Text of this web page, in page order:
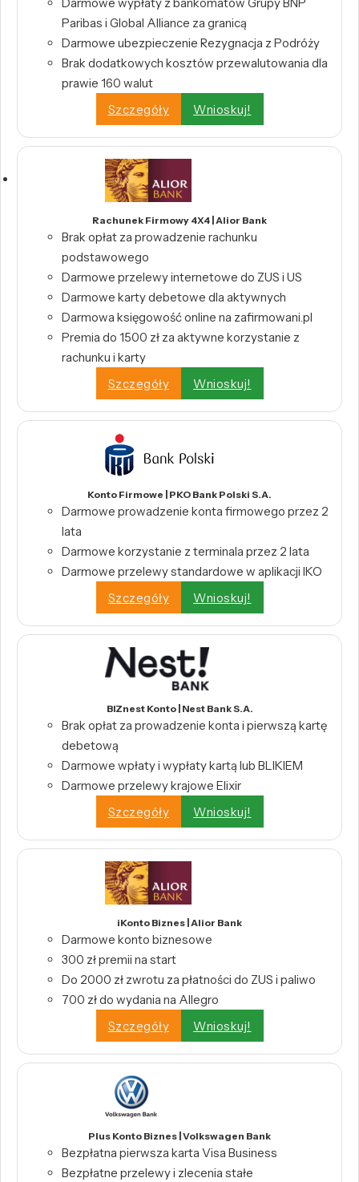
Darmowe wypłaty z bankomatów Grupy BNP
Paribas i Global Alliance za granicą
Darmowe ubezpieczenie Rezygnacja z Podróży
Brak dodatkowych kosztów przewalutowania dla
prawie 160 walut
Szczegóły
Wnioskuj!
Rachunek Firmowy 4X4 | Alior Bank
Brak opłat za prowadzenie rachunku
podstawowego
Darmowe przelewy internetowe do ZUS i US
Darmowe karty debetowe dla aktywnych
Darmowa księgowość online na zafirmowani.pl
Premia do 1500 zł za aktywne korzystanie z
rachunku i karty
Szczegóły
Wnioskuj!
Konto Firmowe | PKO Bank Polski S.A.
Darmowe prowadzenie konta firmowego przez 2
lata
Darmowe korzystanie z terminala przez 2 lata
Darmowe przelewy standardowe w aplikacji IKO
Szczegóły
Wnioskuj!
BIZnest Konto | Nest Bank S.A.
Brak opłat za prowadzenie konta i pierwszą kartę
debetową
Darmowe wpłaty i wypłaty kartą lub BLIKIEM
Darmowe przelewy krajowe Elixir
Szczegóły
Wnioskuj!
iKonto Biznes | Alior Bank
Darmowe konto biznesowe
300 zł premii na start
Do 2000 zł zwrotu za płatności do ZUS i paliwo
700 zł do wydania na Allegro
Szczegóły
Wnioskuj!
Plus Konto Biznes | Volkswagen Bank
Bezpłatna pierwsza karta Visa Business
Bezpłatne przelewy i zlecenia stałe